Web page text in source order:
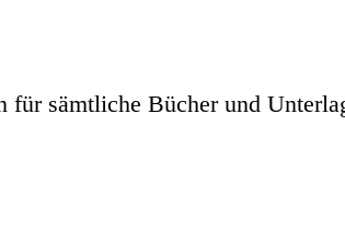
sämtliche Bücher und